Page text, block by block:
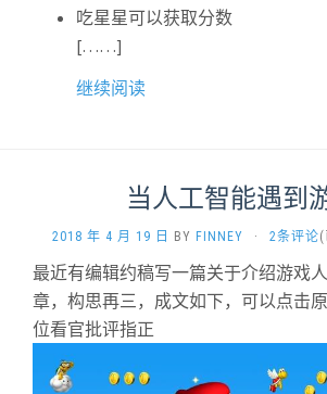
吃星星可以获取分数
[……]
继续阅读
当人工智能遇到
2018 年 4 月 19 日 BY FINNEY · 2条评论
最近有编辑约稿写一篇关于介绍游戏
章，构思再三，成文如下，可以点击
位看官批评指正